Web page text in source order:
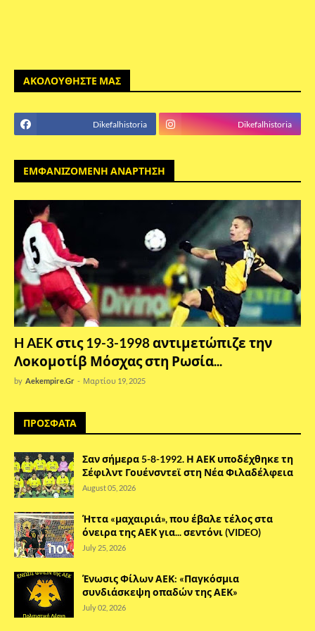
ΑΚΟΛΟΥΘΗΣΤΕ ΜΑΣ
Dikefalhistoria Dikefalhistoria
ΕΜΦΑΝΙΖΟΜΕΝΗ ΑΝΑΡΤΗΣΗ
H AEK στις 19-3-1998 αντιμετώπιζε την
Λοκομοτίβ Μόσχας στη Ρωσία...
by Aekempire.Gr - Μαρτίου 19, 2025
ΠΡΟΣΦΑΤΑ
Σαν σήμερα 5-8-1992. Η ΑΕΚ υποδέχθηκε τη
Σέφιλντ Γουένσντεϊ στη Νέα Φιλαδέλφεια
August 05, 2026
Ήττα «μαχαιριά», που έβαλε τέλος στα
όνειρα της ΑΕΚ για... σεντόνι (VIDEO)
July 25, 2026
Ένωσις Φίλων ΑΕΚ: «Παγκόσμια
συνδιάσκεψη οπαδών της ΑΕΚ»
July 02, 2026